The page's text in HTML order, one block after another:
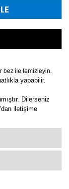
bez ile temizleyin.
yapabilir.
Dilerseniz
iletişime